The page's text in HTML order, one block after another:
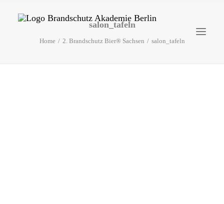
salon_tafeln
Home 2. Brandschutz Bier® Sachsen salon_tafeln